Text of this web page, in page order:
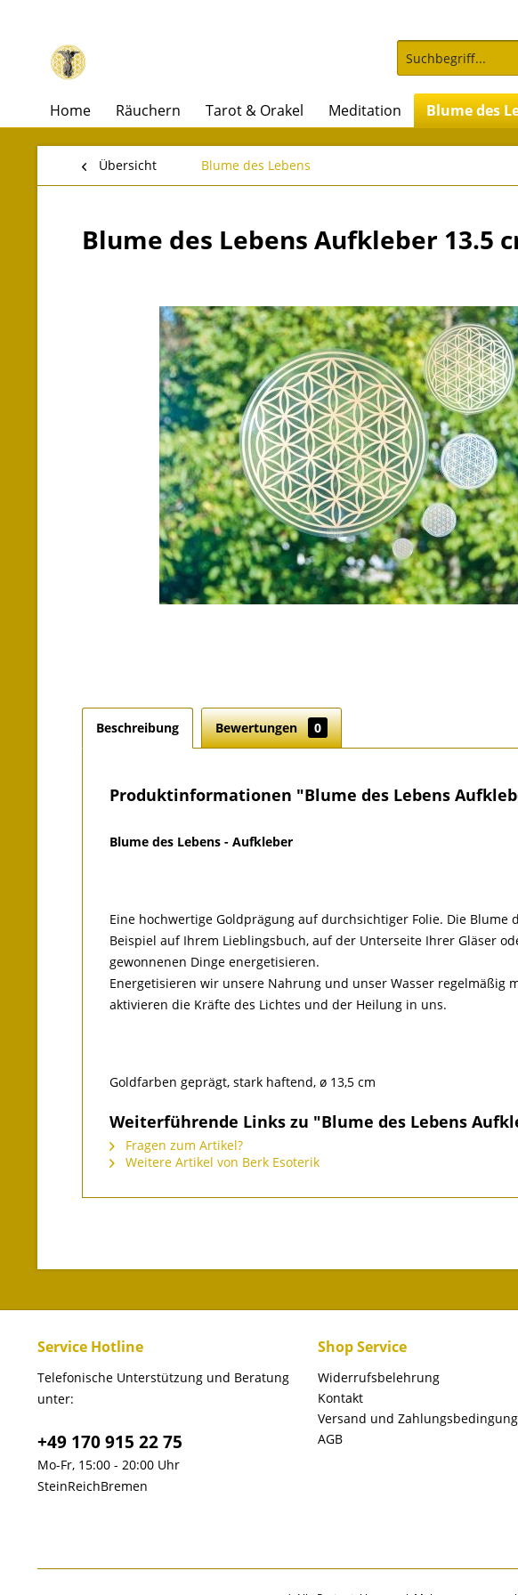
Home Räuchern Tarot & Orakel Meditation Blume des
Übersicht Blume des Lebens
Blume des Lebens Aufkleber 13.5
Beschreibung Bewertungen 0
Produktinformationen "Blume des Lebens
Blume des Lebens - Aufkleber
Eine hochwertige Goldprägung auf durchsichtiger Folie. Die
Beispiel auf Ihrem Lieblingsbuch, auf der Unterseite Ihrer Gläser
gewonnenen Dinge energetisieren.
Energetisieren wir unsere Nahrung und unser Wasser
aktivieren die Kräfte des Lichtes und der Heilung in uns.
Goldfarben geprägt, stark haftend, ø 13,5 cm
Weiterführende Links zu "Blume des Lebens
Fragen zum Artikel?
Weitere Artikel von Berk Esoterik
Service Hotline
Telefonische Unterstützung und Beratung
unter:
+49 170 915 22 75
Mo-Fr, 15:00 - 20:00 Uhr
SteinReichBremen
Shop Service
Widerrufsbelehrung
Kontakt
Versand und
AGB